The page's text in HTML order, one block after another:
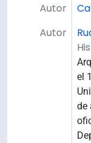
Autor
Autor
el
de